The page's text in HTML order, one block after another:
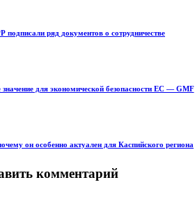
подписали ряд документов о сотрудничестве
для экономической безопасности ЕС — GMF
он особенно актуален для Каспийского региона
комментарий